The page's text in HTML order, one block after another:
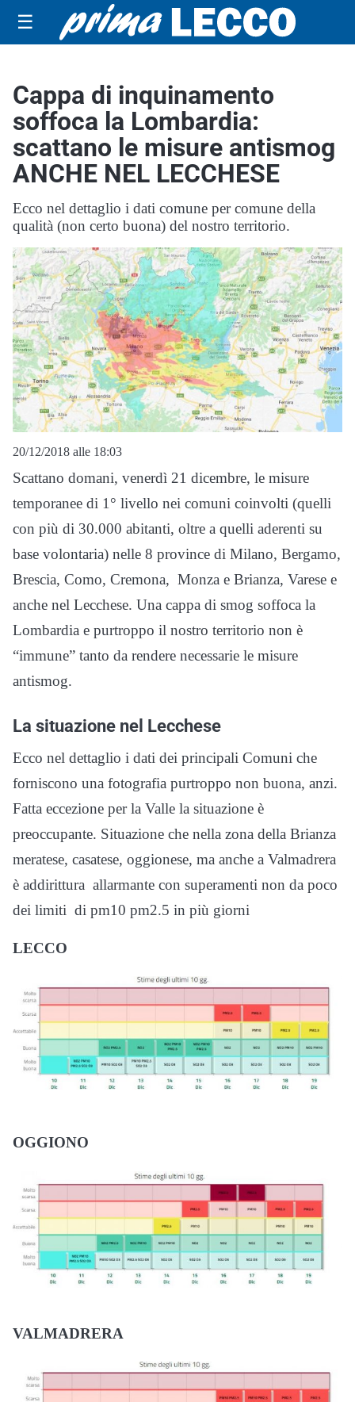
☰
Cappa di inquinamento
soffoca la Lombardia:
scattano le misure antismog
ANCHE NEL LECCHESE
Ecco nel dettaglio i dati comune per comune della
qualità (non certo buona) del nostro territorio.
20/12/2018 alle 18:03
Scattano domani, venerdì 21 dicembre, le misure
temporanee di 1° livello nei comuni coinvolti (quelli
con più di 30.000 abitanti, oltre a quelli aderenti su
base volontaria) nelle 8 province di Milano, Bergamo,
Brescia, Como, Cremona, Monza e Brianza, Varese e
anche nel Lecchese. Una cappa di smog soffoca la
Lombardia e purtroppo il nostro territorio non è
“immune” tanto da rendere necessarie le misure
antismog.
La situazione nel Lecchese
Ecco nel dettaglio i dati dei principali Comuni che
forniscono una fotografia purtroppo non buona, anzi.
Fatta eccezione per la Valle la situazione è
preoccupante. Situazione che nella zona della Brianza
meratese, casatese, oggionese, ma anche a Valmadrera
è addirittura allarmante con superamenti non da poco
dei limiti di pm10 pm2.5 in più giorni
LECCO
OGGIONO
VALMADRERA